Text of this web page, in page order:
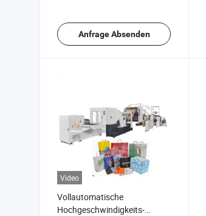
Anfrage Absenden
Video
Vollautomatische
Hochgeschwindigkeits-